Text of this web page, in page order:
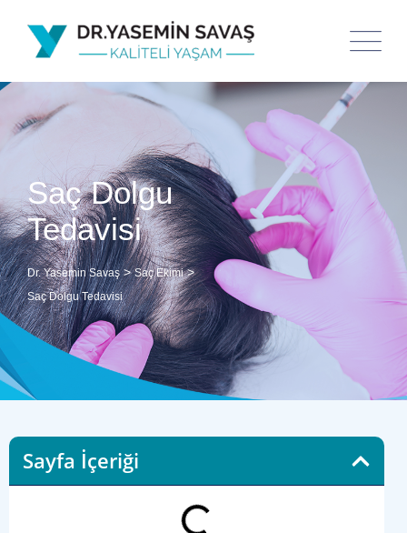
Saç Dolgu
Tedavisi
Dr. Yasemin Savaş>Saç Ekimi>
Saç Dolgu Tedavisi
Sayfa İçeriği